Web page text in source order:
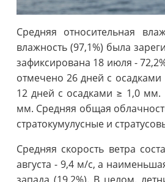
Средняя относительная
влажность (97,1%) была
зафиксирована 18 июля -
отмечено 26 дней с
12 дней с осадками ≥ 1,0 мм.
мм. Средняя общая
стратокумулусные и
Средняя скорость ветра
августа - 9,4 м/с, а